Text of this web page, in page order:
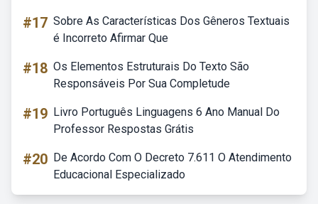
#17 Sobre As Características Dos Gêneros Textuais
é Incorreto Afirmar Que
#18 Os Elementos Estruturais Do Texto São
Responsáveis Por Sua Completude
#19 Livro Português Linguagens 6 Ano Manual Do
Professor Respostas Grátis
#20 De Acordo Com O Decreto 7.611 O Atendimento
Educacional Especializado